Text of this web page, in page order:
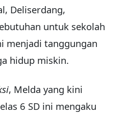
Deliserdang,
untuk sekolah
menjadi tanggungan
hidup miskin.
, Melda yang kini
6 SD ini mengaku